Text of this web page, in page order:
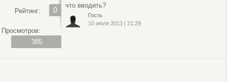
Рейтинг: 0
Просмотров:
385
что вводить?
Гость
10 июля 2013| 21:29